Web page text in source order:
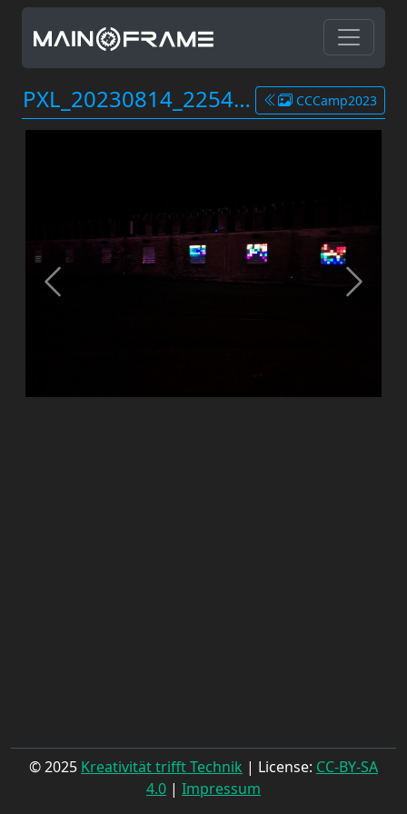
PXL_20230814_225455859.jpg CCCamp2023
© 2025 Kreativität trifft Technik | License: CC-BY-SA
4.0 | Impressum